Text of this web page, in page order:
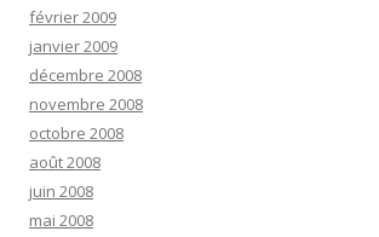
février 2009
janvier 2009
décembre 2008
novembre 2008
octobre 2008
août 2008
juin 2008
mai 2008